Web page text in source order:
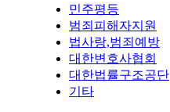
민주평등
범죄피해자지원
법사랑,범죄예방
대한변호사협회
대한법률구조공단
기타